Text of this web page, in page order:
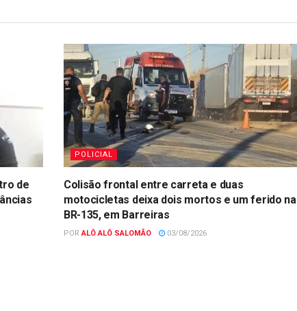
de
POLICIAL
Colisão frontal entre carreta e duas
motocicletas deixa dois mortos e um ferido na
BR-135, em Barreiras
POR ALÔ ALÔ SALOMÃO 03/08/2026